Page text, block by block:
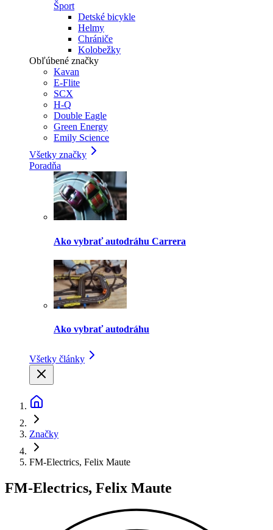
Šport
Detské bicykle
Helmy
Chrániče
Kolobežky
Obľúbené značky
Kavan
E-Flite
SCX
H-Q
Double Eagle
Green Energy
Emily Science
Všetky značky
Poradňa
Ako vybrať autodráhu Carrera
Ako vybrať autodráhu
Všetky články
Značky
FM-Electrics, Felix Maute
FM-Electrics, Felix Maute